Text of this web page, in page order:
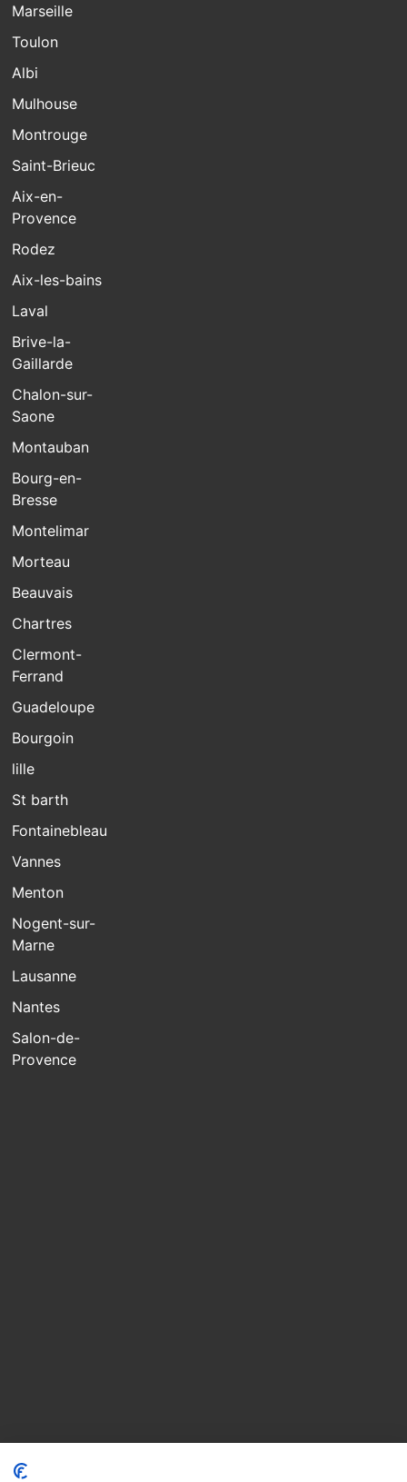
Marseille
Toulon
Albi
Mulhouse
Montrouge
Saint-Brieuc
Aix-en-
Provence
Rodez
Aix-les-bains
Laval
Brive-la-
Gaillarde
Chalon-sur-
Saone
Montauban
Bourg-en-
Bresse
Montelimar
Morteau
Beauvais
Chartres
Clermont-
Ferrand
Guadeloupe
Bourgoin
lille
St barth
Fontainebleau
Vannes
Menton
Nogent-sur-
Marne
Lausanne
Nantes
Salon-de-
Provence